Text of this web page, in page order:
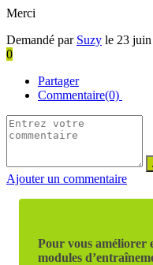
Merci
Demandé par Suzy le 23
0
Partager
Commentaire(0)
Ajouter un commentaire
Pour vous améliorer
modules